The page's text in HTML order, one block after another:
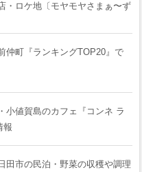
・ロケ地〔モヤモヤさまぁ〜ず
仲町『ランキングTOP20』で
小値賀島のカフェ『コンネ ラ
報
田市の民泊・野菜の収穫や調理